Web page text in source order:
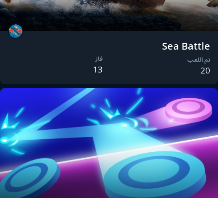
Sea Battle
تم اللعب
20
فاز
13